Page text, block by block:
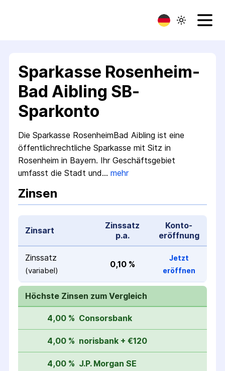
Sparkasse Rosenheim-
Bad Aibling SB-
Sparkonto
Die Sparkasse Rosenheim­Bad Aibling ist eine
öffentlich­rechtliche Sparkasse mit Sitz in
Rosenheim in Bayern. Ihr Geschäfts­gebiet
umfasst die Stadt und… mehr
Zinsen
Zinsart
Zinssatz
p.a.
Konto­
eröffnung
Zinssatz
(variabel)
0,10 %
Jetzt
eröffnen
Höchste Zinsen zum Vergleich
4,00 % Consorsbank
4,00 % norisbank + €120
4,00 % J.P. Morgan SE